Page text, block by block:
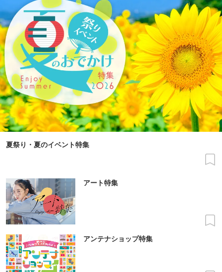
夏祭り・夏のイベント特集
アート特集
アンテナショップ特集